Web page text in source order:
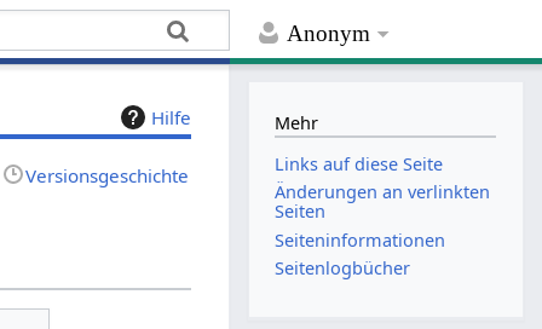
Anonym
Hilfe
Versionsgeschichte
Mehr
Links auf diese Seite
Änderungen an verlinkten
Seiten
Seiten­­informationen
Seitenlogbücher